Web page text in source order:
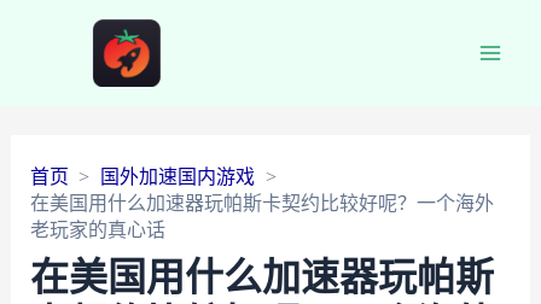
首页
国外加速国内游戏
在美国用什么加速器玩帕斯卡契约比较好呢？一个海外
老玩家的真心话
在美国用什么加速器玩帕斯